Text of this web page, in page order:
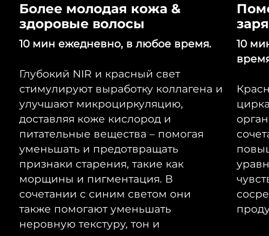
Более молодая кожа &
здоровые волосы
10 мин ежедневно, в любое время.
Глубокий NIR и красный свет
стимулируют выработку коллагена и
улучшают микроциркуляцию,
доставляя коже кислород и
питательные вещества – помогая
уменьшать и предотвращать
признаки старения, такие как
морщины и пигментация. В
сочетании с синим светом они
также помогают уменьшать
неровную текстуру, тон и
10